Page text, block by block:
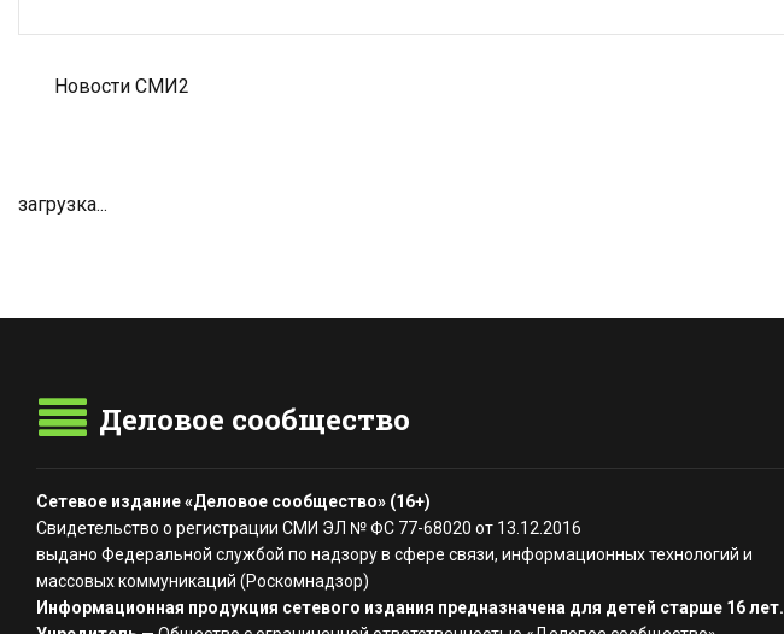
Новости СМИ2
загрузка...
Деловое сообщество
Сетевое издание «Деловое сообщество» (16+)
Свидетельство о регистрации СМИ ЭЛ № ФС 77-68020 от 13.12.2016
выдано Федеральной службой по надзору в сфере связи, информационных технологий и
массовых коммуникаций (Роскомнадзор)
Информационная продукция сетевого издания предназначена для детей старше 16 лет.